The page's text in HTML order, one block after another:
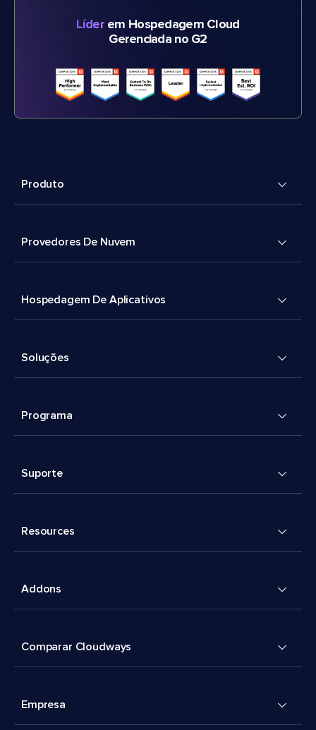
Líderem Hospedagem Cloud
Gerenciada no G2
Produto
Provedores De Nuvem
Hospedagem De Aplicativos
Soluções
Programa
Suporte
Resources
Addons
Comparar Cloudways
Empresa